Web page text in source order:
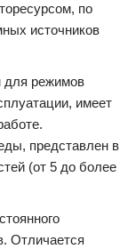
по
источников
для режимов
имеет
представлен в
(от 5 до более
Отличается